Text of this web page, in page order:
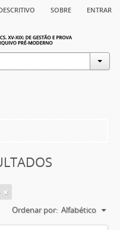
sobre entrar
Ordenar por: Alfabético